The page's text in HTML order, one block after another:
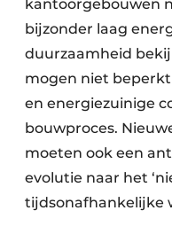
kantoorgebouwen
bijzonder laag
duurzaamheid
mogen niet
en energiezuinige
bouwproces.
moeten ook een
evolutie naar het
tijdsonafhankelijke